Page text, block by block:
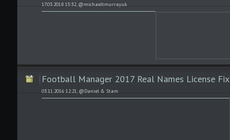
17.03.2018 15:32, @michaeltmurrayuk
Football Manager 2017 Real Names License Fix
03.11.2016 12:21, @Daniel & Stam